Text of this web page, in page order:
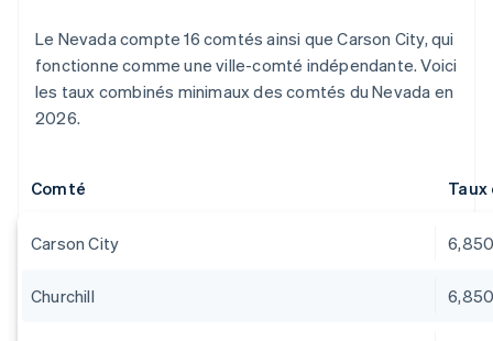
Le Nevada compte 16 comtés ainsi que Carson City, qui
fonctionne comme une ville-comté indépendante. Voici
les taux combinés minimaux des comtés du Nevada en
2026.
Comté Taux
Carson City
Churchill